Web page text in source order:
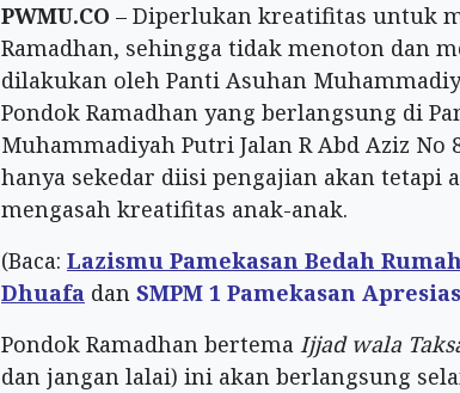
PWMU.CO – Diperlukan kreatifitas untuk
Ramadhan, sehingga tidak menoton dan
dilakukan oleh Panti Asuhan
Pondok Ramadhan yang berlangsung di
Muhammadiyah Putri Jalan R Abd Aziz No
hanya sekedar diisi pengajian akan tetapi
mengasah kreatifitas anak-anak.
(Baca: Lazismu Pamekasan Bedah
Dhuafa dan SMPM 1 Pamekasan
Pondok Ramadhan bertema Ijjad wala
dan jangan lalai) ini akan berlangsung